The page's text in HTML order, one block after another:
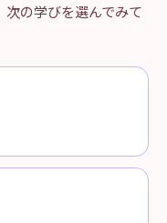
の学びを選んでみて